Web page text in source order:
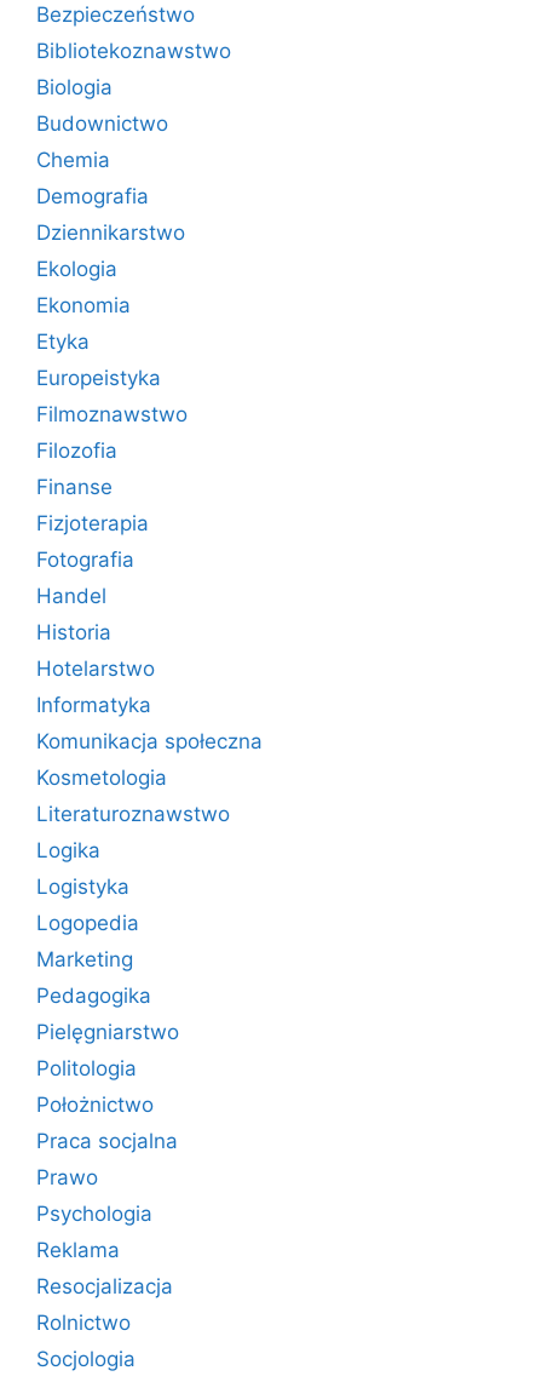
Bezpieczeństwo
Bibliotekoznawstwo
Biologia
Budownictwo
Chemia
Demografia
Dziennikarstwo
Ekologia
Ekonomia
Etyka
Europeistyka
Filmoznawstwo
Filozofia
Finanse
Fizjoterapia
Fotografia
Handel
Historia
Hotelarstwo
Informatyka
Komunikacja społeczna
Kosmetologia
Literaturoznawstwo
Logika
Logistyka
Logopedia
Marketing
Pedagogika
Pielęgniarstwo
Politologia
Położnictwo
Praca socjalna
Prawo
Psychologia
Reklama
Resocjalizacja
Rolnictwo
Socjologia